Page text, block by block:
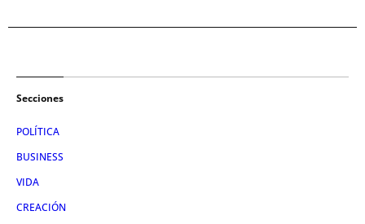
Secciones
POLÍTICA
BUSINESS
VIDA
CREACIÓN